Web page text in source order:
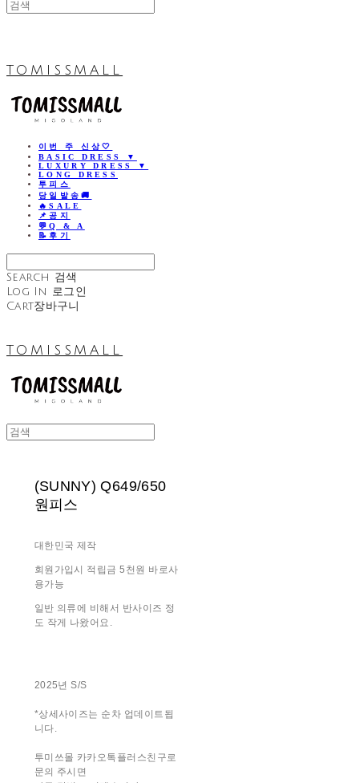
TOMISSMALL
이번 주 신상🤍
BASIC DRESS ▼
LUXURY DRESS ▼
LONG DRESS
투피스
당일발송🚚
🔥SALE
📌공지
💬Q & A
📝후기
Search 검색
Log In 로그인
Cart장바구니
TOMISSMALL
(SUNNY) Q649/650
원피스
대한민국 제작
회원가입시 적립금 5천원 바로사
용가능
일반 의류에 비해서 반사이즈 정
도 작게 나왔어요.
2025년 S/S
*상세사이즈는 순차 업데이트됩
니다.
투미쓰몰 카카오톡플러스친구로
문의 주시면